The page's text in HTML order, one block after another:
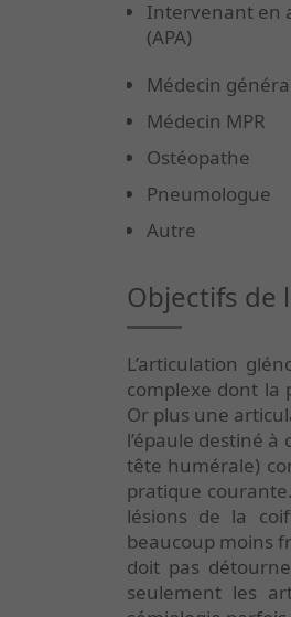
Intervenant en
(APA)
Médecin
Médecin MPR
Ostéopathe
Pneumologue
Autre
Objectifs de
L’articulation
complexe dont la
Or plus une
l’épaule destiné
tête humérale)
pratique
lésions de la
beaucoup moins
doit pas
seulement les